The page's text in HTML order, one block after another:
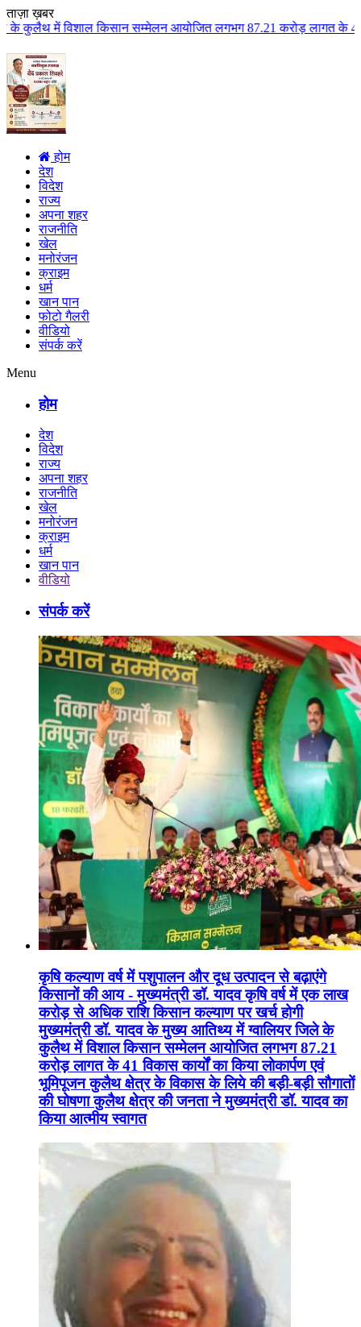
ताज़ा ख़बर
आयोजित लगभग 87.21 करोड़ लागत के 41 विकास कार्यों का
होम
देश
विदेश
राज्य
अपना शहर
राजनीति
खेल
मनोरंजन
क्राइम
धर्म
खान पान
फोटो गैलरी
वीडियो
संपर्क करें
Menu
होम
देश
विदेश
राज्य
अपना शहर
राजनीति
खेल
मनोरंजन
क्राइम
धर्म
खान पान
वीडियो
संपर्क करें
कृषि कल्याण वर्ष में पशुपालन और दूध उत्पादन से बढ़ाएंगे
किसानों की आय - मुख्यमंत्री डॉ. यादव कृषि वर्ष में एक लाख
करोड़ से अधिक राशि किसान कल्याण पर खर्च होगी
मुख्यमंत्री डॉ. यादव के मुख्य आतिथ्य में ग्वालियर जिले के
कुलैथ में विशाल किसान सम्मेलन आयोजित लगभग 87.21
करोड़ लागत के 41 विकास कार्यों का किया लोकार्पण एवं
भूमिपूजन कुलैथ क्षेत्र के विकास के लिये की बड़ी-बड़ी सौगातों
की घोषणा कुलैथ क्षेत्र की जनता ने मुख्यमंत्री डॉ. यादव का
किया आत्मीय स्वागत